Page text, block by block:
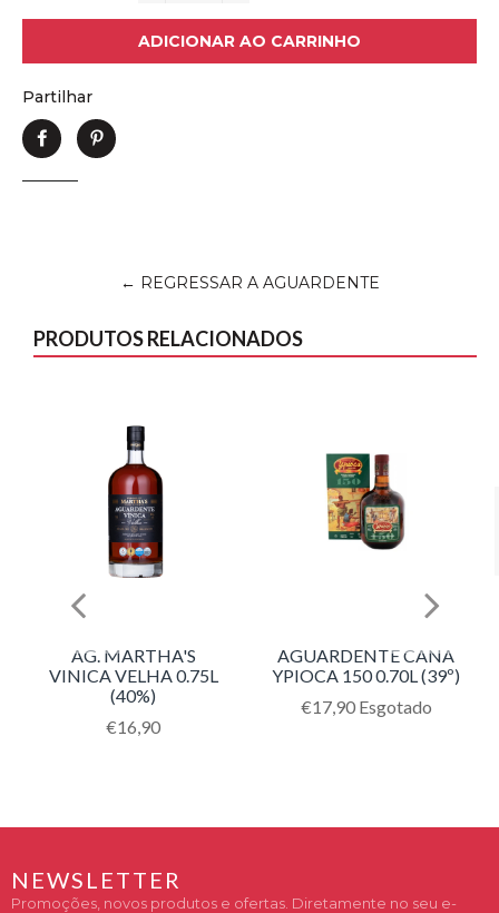
ADICIONAR AO CARRINHO
Partilhar
Partilhe
← REGRESSAR A AGUARDENTE
PRODUTOS RELACIONADOS
AG. MARTHA'S
VINICA VELHA 0.75L
(40%)
Translation
€16,90
AGUARDENTE CANA
YPIOCA 150 0.70L (39º)
Translation
€17,90 Esgotado
NEWSLETTER
Promoções, novos produtos e ofertas. Diretamente no seu e-